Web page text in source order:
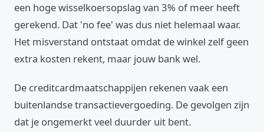
een hoge wisselkoersopslag van 3% of meer heeft
gerekend. Dat 'no fee' was dus niet helemaal waar.
Het misverstand ontstaat omdat de winkel zelf geen
extra kosten rekent, maar jouw bank wel.
De creditcardmaatschappijen rekenen vaak een
buitenlandse transactievergoeding. De gevolgen zijn
dat je ongemerkt veel duurder uit bent.